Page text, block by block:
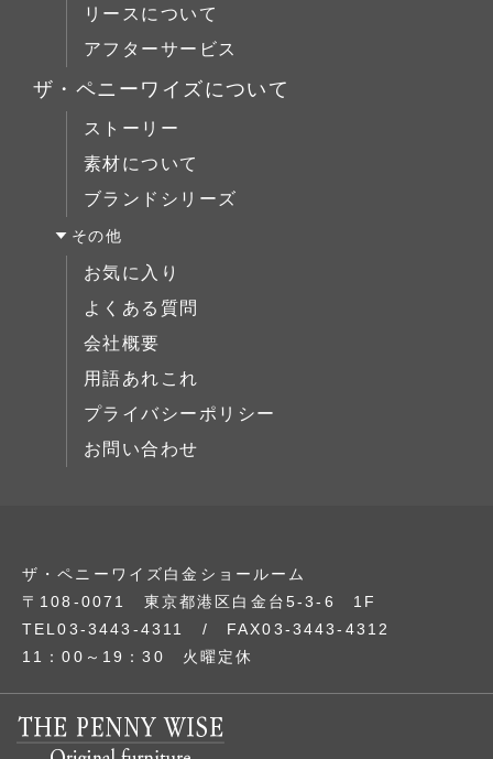
デスク
ベッド
ミラー/スモールアイテム
サイドボード
展示中
ブックケース
デスク
ベッド
ミラー/スモールアイテム
サイドボード
展示中
リースについて
アフターサービス
ザ・ペニーワイズについて
ストーリー
素材について
ブランドシリーズ
その他
お気に入り
よくある質問
会社概要
用語あれこれ
プライバシーポリシー
お問い合わせ
ザ・ペニーワイズ白金ショールーム
〒108-0071 東京都港区白金台5-3-6 1F
TEL03-3443-4311 / FAX03-3443-4312
11：00～19：30 火曜定休